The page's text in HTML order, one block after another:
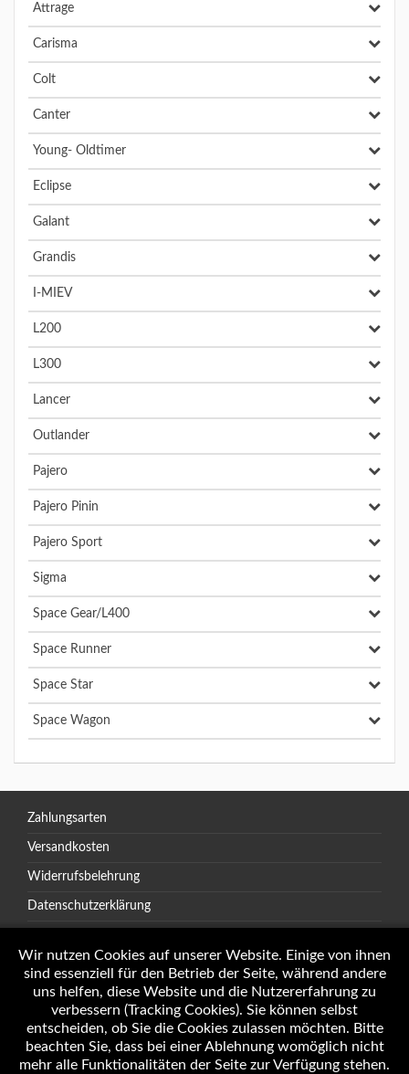
Attrage
Carisma
Colt
Canter
Young- Oldtimer
Eclipse
Galant
Grandis
I-MIEV
L200
L300
Lancer
Outlander
Pajero
Pajero Pinin
Pajero Sport
Sigma
Space Gear/L400
Space Runner
Space Star
Space Wagon
Zahlungsarten
Versandkosten
Widerrufsbelehrung
Datenschutzerklärung
Öffnungszeiten
Impressum
Wir nutzen Cookies auf unserer Website. Einige von ihnen
sind essenziell für den Betrieb der Seite, während andere
uns helfen, diese Website und die Nutzererfahrung zu
verbessern (Tracking Cookies). Sie können selbst
entscheiden, ob Sie die Cookies zulassen möchten. Bitte
beachten Sie, dass bei einer Ablehnung womöglich nicht
mehr alle Funktionalitäten der Seite zur Verfügung stehen.